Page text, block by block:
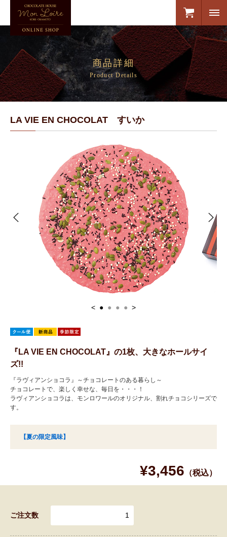
商品詳細
Product Details
LA VIE EN CHOCOLAT すいか
< ● ● ● ● >
『LA VIE EN CHOCOLAT』の1枚、大きなホールサイ
ズ!!
『ラヴィアンショコラ』～チョコレートのある暮らし～
チョコレートで、楽しく幸せな、毎日を・・・！
ラヴィアンショコラは、モンロワールのオリジナル、割れチョコシリーズで
す。
【夏の限定風味】
¥3,456 （税込）
ご注文数